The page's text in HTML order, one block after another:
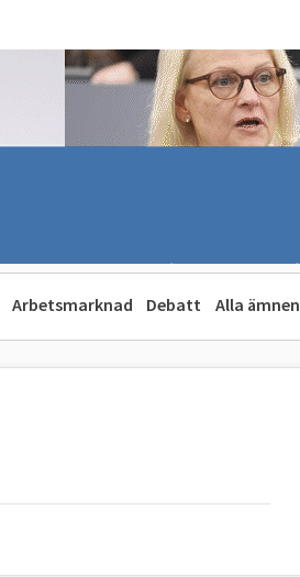
Arbetsmarknad Debatt Alla ämnen